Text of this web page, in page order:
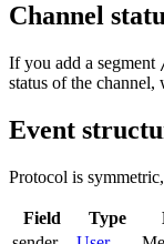
Channel
If you add a segment
status of the channel,
Event
Protocol is
Field Type